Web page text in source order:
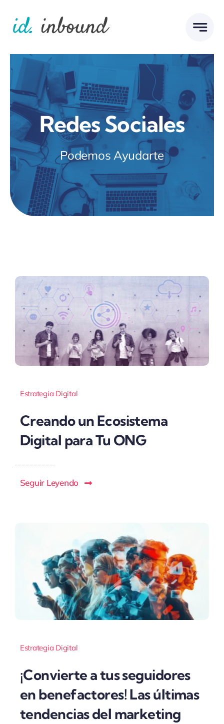
content
Redes Sociales
Podemos Ayudarte
Estrategia Digital
Creando un Ecosistema
Digital para Tu ONG
Seguir Leyendo
Estrategia Digital
¡Convierte a tus seguidores
en benefactores! Las últimas
tendencias del marketing